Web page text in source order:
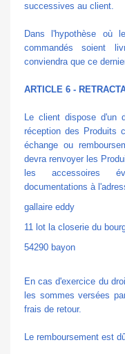
successives au client.
Dans l'hypothèse où
commandés soient
conviendra que ce
ARTICLE 6 -
Le client dispose d'un
réception des Produits
échange ou
devra renvoyer les
les accessoires
documentations à
gallaire eddy
11 lot la closerie du
54290 bayon
En cas d'exercice du
les sommes versées
frais de retour.
Le remboursement est